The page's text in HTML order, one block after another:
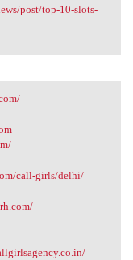
post/top-10-slots-
call-girls/delhi/